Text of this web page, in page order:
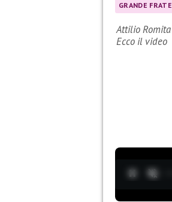
GRANDE
Attilio
Ecco il video